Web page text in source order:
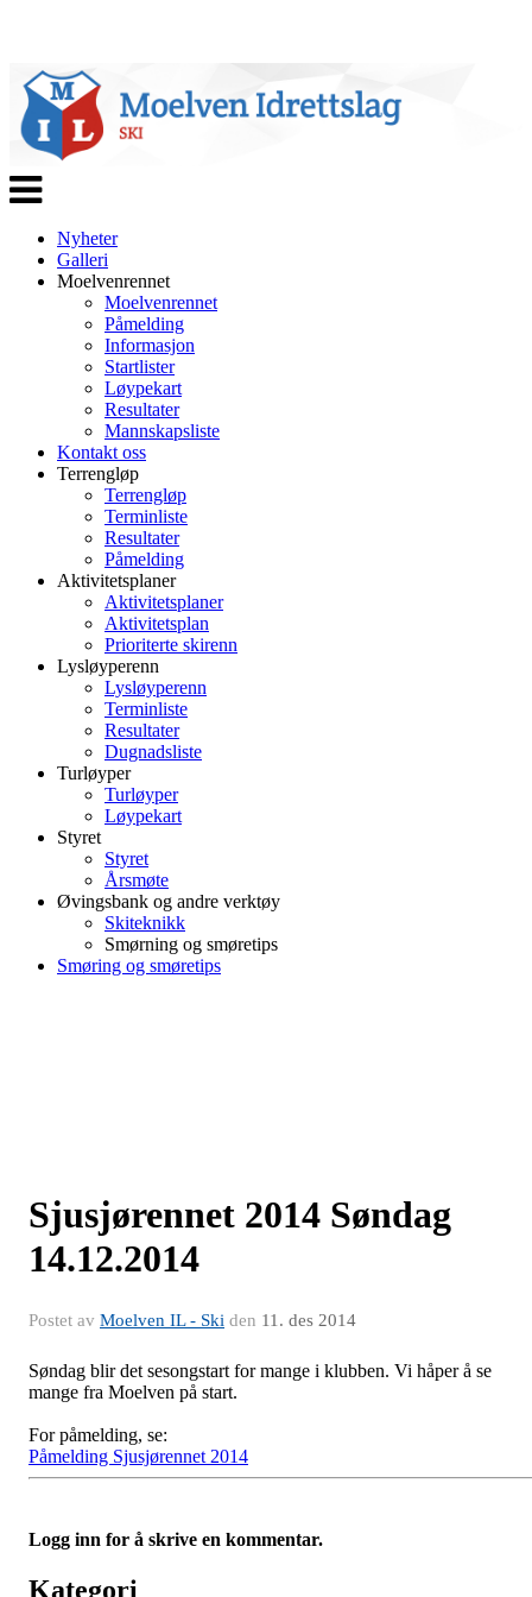
Veksle
navigasjon
Nyheter
Galleri
Moelvenrennet
Moelvenrennet
Påmelding
Informasjon
Startlister
Løypekart
Resultater
Mannskapsliste
Kontakt oss
Terrengløp
Terrengløp
Terminliste
Resultater
Påmelding
Aktivitetsplaner
Aktivitetsplaner
Aktivitetsplan
Prioriterte skirenn
Lysløyperenn
Lysløyperenn
Terminliste
Resultater
Dugnadsliste
Turløyper
Turløyper
Løypekart
Styret
Styret
Årsmøte
Øvingsbank og andre verktøy
Skiteknikk
Smørning og smøretips
Smøring og smøretips
Sjusjørennet 2014 Søndag
14.12.2014
Postet av Moelven IL - Ski den 11. des 2014
Søndag blir det sesongstart for mange i klubben. Vi håper å se
mange fra Moelven på start.
For påmelding, se:
Påmelding Sjusjørennet 2014
Logg inn for å skrive en kommentar.
Kategori